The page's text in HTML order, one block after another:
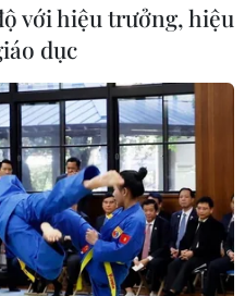
với hiệu trưởng, hiệu
dục